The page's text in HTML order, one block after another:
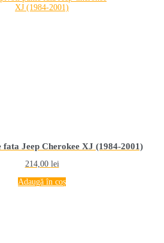
fata Jeep Cherokee XJ (1984-2001)
214,00 lei
Adaugă în coș